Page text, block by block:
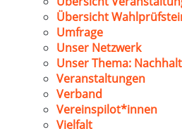
Übersicht
Umfrage
Unser Netzwerk
Unser Thema:
Veranstaltungen
Verband
Vereinspilot*innen
Vielfalt